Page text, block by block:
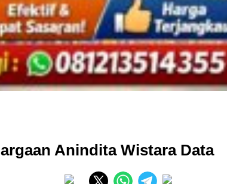
Anindita Wistara Data